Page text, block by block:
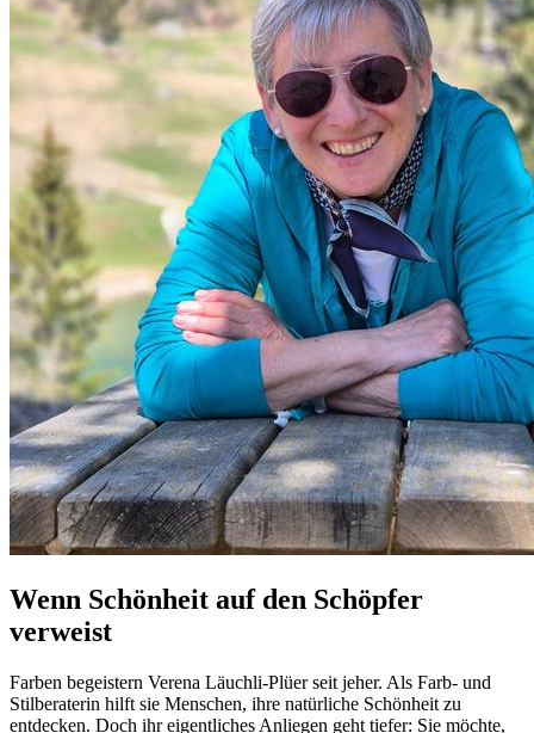
Wenn Schönheit auf den Schöpfer
verweist
Farben begeistern Verena Läuchli-Plüer seit jeher. Als Farb- und
Stilberaterin hilft sie Menschen, ihre natürliche Schönheit zu
entdecken. Doch ihr eigentliches Anliegen geht tiefer: Sie möchte,